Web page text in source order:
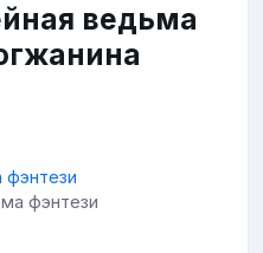
ведьма
фэнтези